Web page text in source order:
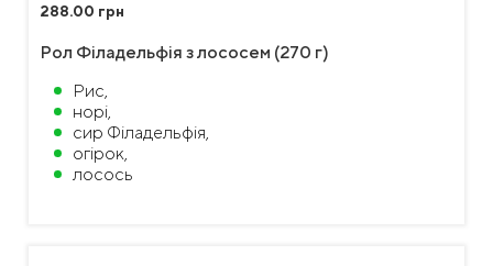
288.00 грн
Рол Філадельфія з лососем (270 г)
Рис,
норі,
сир Філадельфія,
огірок,
лосось